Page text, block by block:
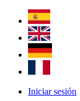
Iniciar sesión